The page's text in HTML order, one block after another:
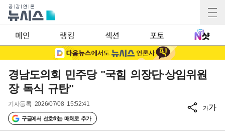
메인 랭킹 섹션 포토
경남도의회 민주당 "국힘 의장단·상임위원
장 독식 규탄"
기사등록 2026/07/08 15:52:41
구글에서 선호하는 매체로 추가
가가